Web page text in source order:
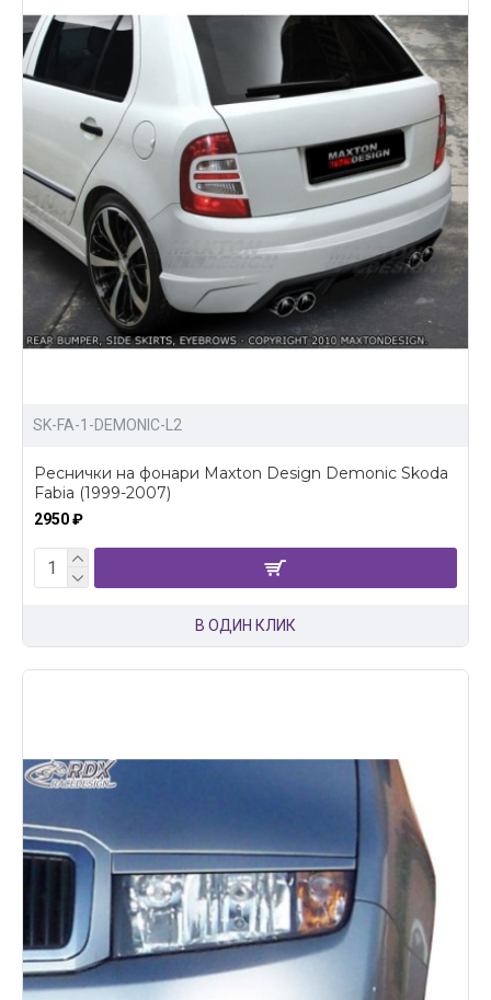
SK-FA-1-DEMONIC-L2
Реснички на фонари Maxton Design Demonic Skoda
Fabia (1999-2007)
2950 ₽
В ОДИН КЛИК